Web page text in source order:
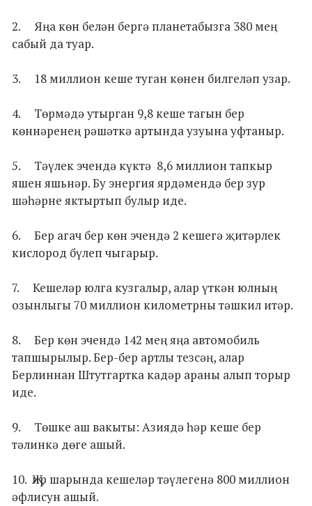
2. Яңа көн белән бергә планетабызга 380 мең
сабый да туар.
3. 18 миллион кеше туган көнен билгеләп узар.
4. Төрмәдә утырган 9,8 кеше тагын бер
көннәренең рәшәткә артында узуына уфтаныр.
5. Тәүлек эчендә күктә 8,6 миллион тапкыр
яшен яшьнәр. Бу энергия ярдәмендә бер зур
шәһәрне яктыртып булыр иде.
6. Бер агач бер көн эчендә 2 кешегә җитәрлек
кислород бүлеп чыгарыр.
7. Кешеләр юлга кузгалыр, алар үткән юлның
озынлыгы 70 миллион километрны тәшкил итәр.
8. Бер көн эчендә 142 мең яңа автомобиль
тапшырылыр. Бер-бер артлы тезсәң, алар
Берлиннан Штутгартка кадәр араны алып торыр
иде.
9. Төшке аш вакыты: Азиядә һәр кеше бер
тәлинкә дөге ашый.
10. Җир шарында кешеләр тәүлегенә 800 миллион
әфлисун ашый.